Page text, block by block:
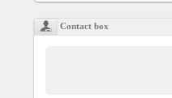
Contact box